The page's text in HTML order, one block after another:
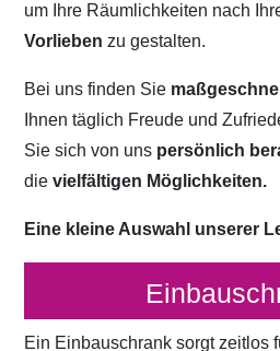
um Ihre Räumlichkeiten nach
Vorliebenzu gestalten.
Bei uns finden Sie
Ihnen täglich Freude und
Sie sich von uns persönlich
dievielfältigen Möglichkeiten.
Eine kleine Auswahl unserer
Ein Einbauschrank sorgt zeitlos